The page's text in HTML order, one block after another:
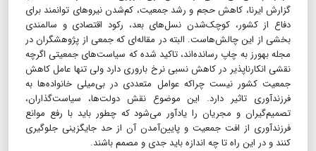
گزارش ایرنا، کاهش حجم و رشد جمعیت، کم‌شدن نیروهای توانمند برای
دفاع از کشور، کوچک‌شدن نسل‌های بعد، رکود اقتصادی و سالمندی
بخشی از این چالش‌هاست. البته در مقاله‌ای که جمعی از پژوهشگران در
مجله بهورز به چاپ رسانده‌اند، تاکید شده که سیاست‌های جمعیتی اگرچه
نقشی انکارناپذیر در کاهش نسبی نرخ باروری دارد ولی تنها عامل کاهش
جمعیت کشور نیست چراکه عوامل متعددی در بی‌میلی خانواده‌ها به
فرزندآوری تاثیر دارد. این موضوع نقش دولت‌ها، سیاست‌گذاران،
تصمیم‌گیران و مجریان را یادآور می‌شود که چطور باید با رفع موانع
فرزندآوری از افت جمعیت و پایین‌آمدن آن از حد جایگزینی جلوگیری
کنند و در این راه تا چه اندازه باید جدی و مصمم باشند.